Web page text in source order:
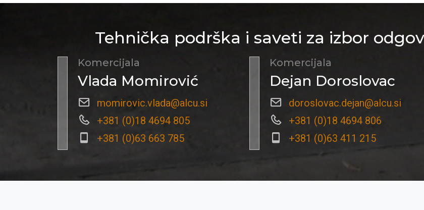
Tehnička podrška i saveti za izbor
Komercijala
Vlada Momirović
momirovic.vlada@alcu.si
+381 (0)18 4694 805
+381 (0)63 663 785
Komercijala
Dejan Doroslovac
doroslovac.dejan@alcu.si
+381 (0)18 4694 806
+381 (0)63 411 215